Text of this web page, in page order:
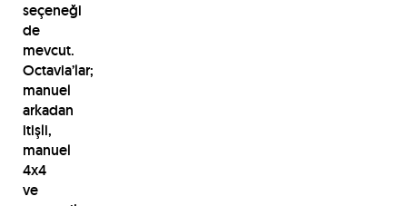
seçeneği
de
mevcut.
Octavia’lar;
manuel
arkadan
itişli,
manuel
4x4
ve